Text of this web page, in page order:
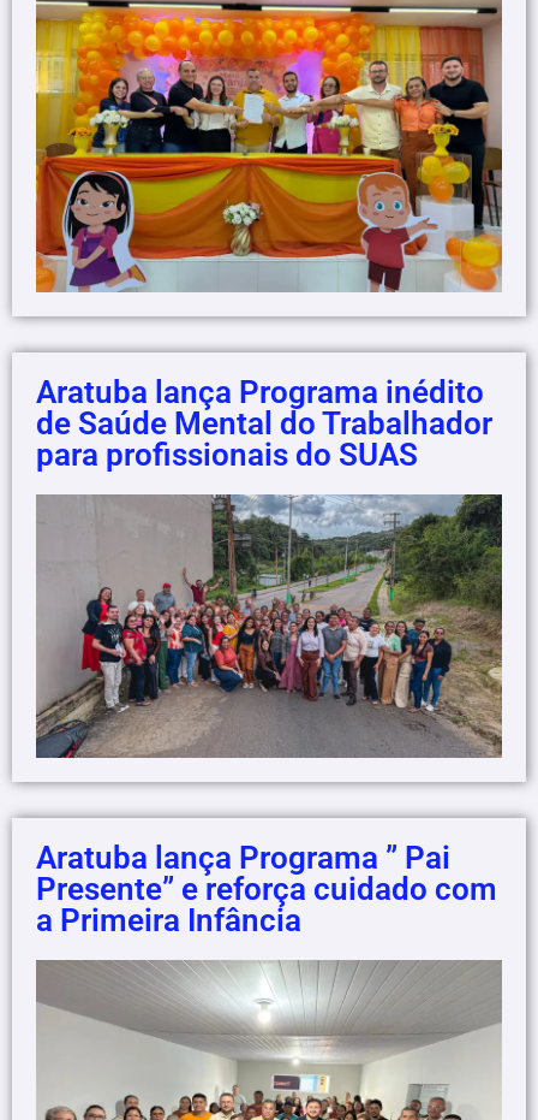
Aratuba lança Programa inédito
de Saúde Mental do Trabalhador
para profissionais do SUAS
Aratuba lança Programa ” Pai
Presente” e reforça cuidado com
a Primeira Infância